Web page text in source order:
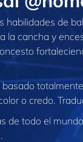
habilidades de
la cancha y
o credo.
de todo el